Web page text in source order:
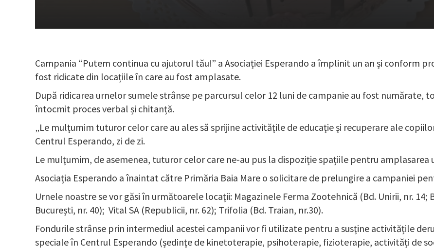
Campania “Putem continua cu ajutorul tău!” a Asociației Esperando a împlinit un an și conform
fost ridicate din locațiile în care au fost amplasate.
După ridicarea urnelor sumele strânse pe parcursul celor 12 luni de campanie au fost numărate,
întocmit proces verbal și chitanță.
„Le mulțumim tuturor celor care au ales să sprijine activitățile de educație și recuperare ale
Centrul Esperando, zi de zi.
Le mulțumim, de asemenea, tuturor celor care ne-au pus la dispoziție spațiile pentru amplasarea
Asociația Esperando a înaintat către Primăria Baia Mare o solicitare de prelungire a campaniei
Urnele noastre se vor găsi în următoarele locații: Magazinele Ferma Zootehnică (Bd. Unirii, nr. 14;
București, nr. 40); Vital SA (Republicii, nr. 62); Trifolia (Bd. Traian, nr.30).
Fondurile strânse prin intermediul acestei campanii vor fi utilizate pentru a susține activitățile
speciale în Centrul Esperando (ședinţe de kinetoterapie, psihoterapie, fizioterapie, activități de